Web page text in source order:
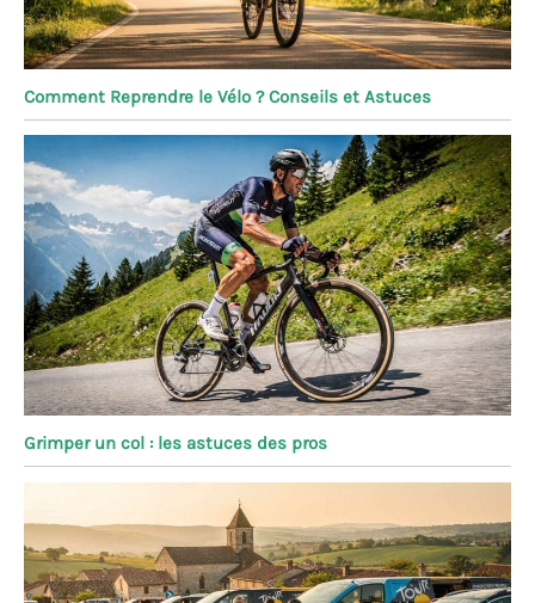
Comment Reprendre le Vélo ? Conseils et Astuces
Grimper un col : les astuces des pros